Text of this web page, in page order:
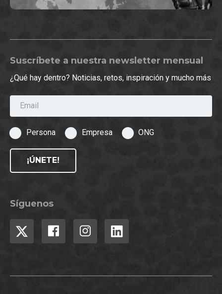
Suscríbete a nuestra newsletter mensual
¿Qué hay dentro? Noticias, retos, inspiración y mucho más
Email
Persona Empresa ONG
¡ÚNETE!
Síguenos